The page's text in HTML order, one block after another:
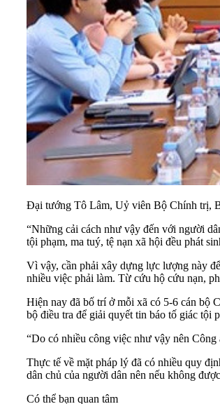
Đại tướng Tô Lâm, Uỷ viên Bộ Chính trị,
“Những cải cách như vậy đến với người
tội phạm, ma tuý, tệ nạn xã hội đều phát
Vì vậy, cần phải xây dựng lực lượng này
nhiều việc phải làm. Từ cứu hộ cứu nạn,
Hiện nay đã bố trí ở mỗi xã có 5-6 cán bộ
bộ điều tra để giải quyết tin báo tố giác tội
“Do có nhiều công việc như vậy nên
Thực tế về mặt pháp lý đã có nhiều quy
dân chủ của người dân nên nếu không
Có thể bạn quan tâm